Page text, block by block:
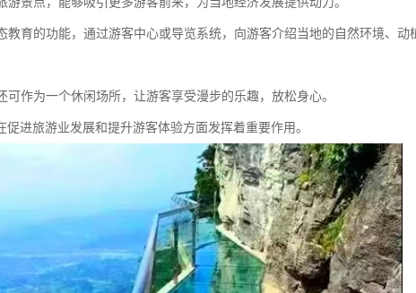
育的功能，通过游客中心或导览系统，向游客介绍当地的自然环境、动
作为一个休闲场所，让游客享受漫步的乐趣，放松身心。
进旅游业发展和提升游客体验方面发挥着重要作用。